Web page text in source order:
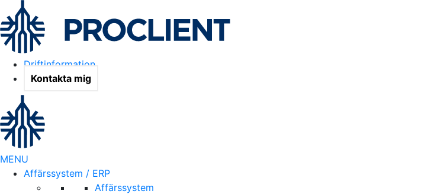
Driftinformation
Kontakta mig
MENU
Affärssystem / ERP
Affärssystem